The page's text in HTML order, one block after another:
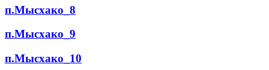
п.Мысхако_8
п.Мысхако_9
п.Мысхако_10